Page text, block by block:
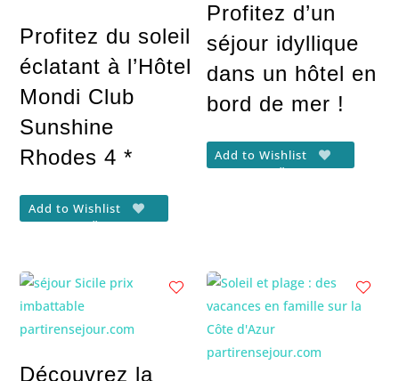
Profitez du soleil
éclatant à l’Hôtel
Mondi Club
Sunshine
Rhodes 4 *
Add to Wishlist
Profitez d’un
séjour idyllique
dans un hôtel en
bord de mer !
Add to Wishlist
Découvrez la